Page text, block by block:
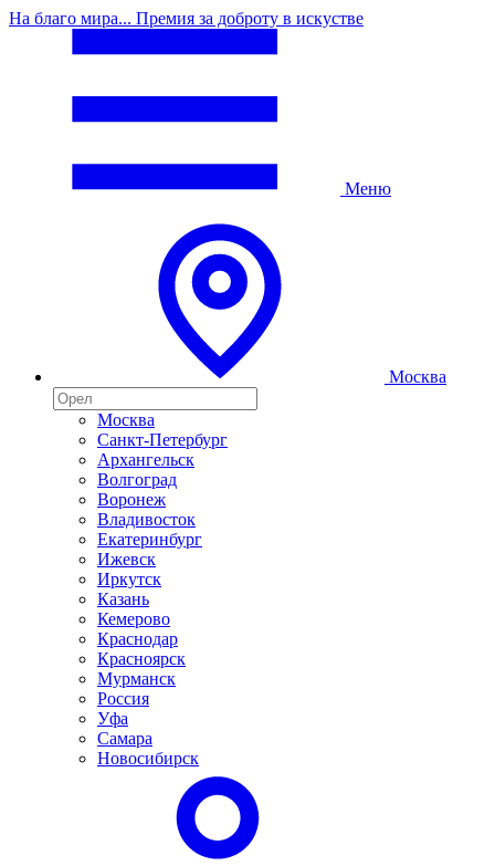
На благо мира... Премия за доброту в искустве
Меню
Москва
Москва
Санкт-Петербург
Архангельск
Волгоград
Воронеж
Владивосток
Екатеринбург
Ижевск
Иркутск
Казань
Кемерово
Краснодар
Красноярск
Мурманск
Россия
Уфа
Самара
Новосибирск